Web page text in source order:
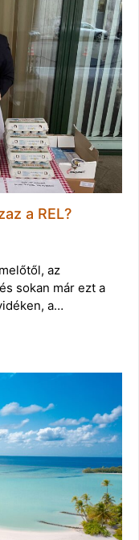
a REL?
az
sokan már ezt a
a…